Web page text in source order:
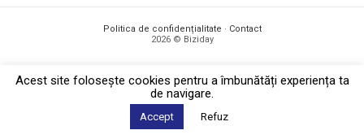
Politica de confidențialitate · Contact
2026 © Biziday
Acest site foloseşte cookies pentru a îmbunătăți experiența ta
de navigare.
Accept Refuz